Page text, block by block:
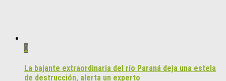
0
La bajante extraordinaria del río Paraná deja una estela
de destrucción, alerta un experto